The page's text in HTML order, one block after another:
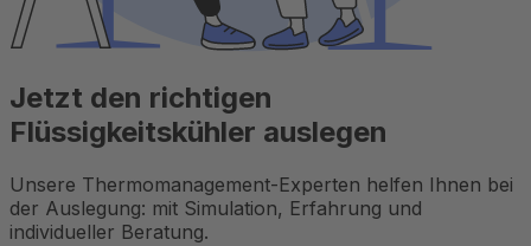
Jetzt den richtigen
Flüssigkeitskühler auslegen
Unsere Thermomanagement-Experten helfen Ihnen bei
der Auslegung: mit Simulation, Erfahrung und
individueller Beratung.